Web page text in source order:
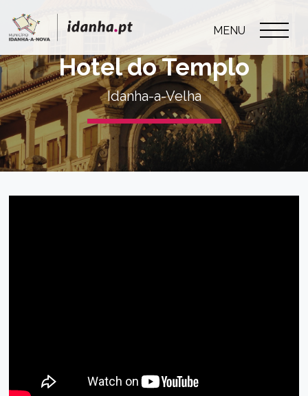
MENU
Hotel do Templo
Idanha-a-Velha